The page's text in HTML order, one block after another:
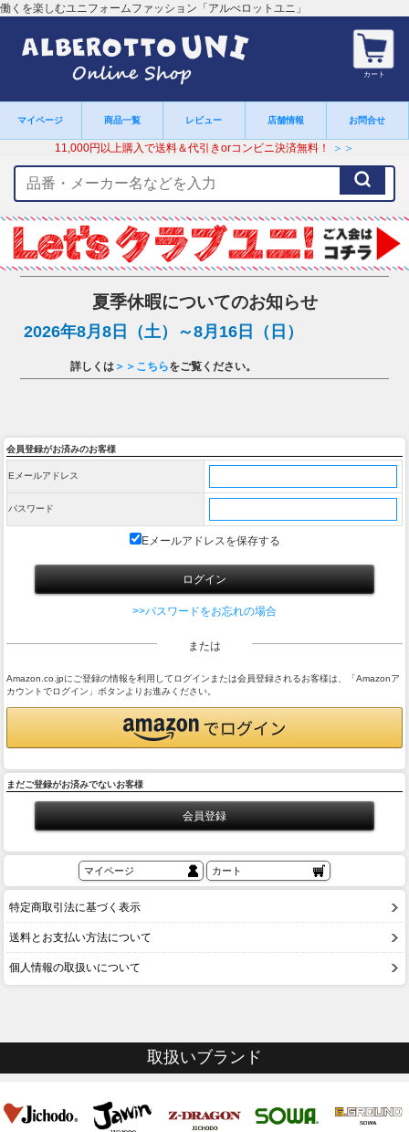
働くを楽しむユニフォームファッション「アルべロットユニ」
カート
マイページ 商品一覧 レビュー 店舗情報 お問合せ
11,000円以上購入で送料＆代引きorコンビニ決済無料！ ＞＞
ー
ワ
ー
ド
夏季休暇についてのお知らせ
2026年8月8日（土）～8月16日（日）
詳しくは ＞＞こちらをご覧ください。
会員登録がお済みのお客様
Eメールアドレス
パスワード
Eメールアドレスを保存する
>>パスワードをお忘れの場合
または
Amazon.co.jpにご登録の情報を利用してログインまたは会員登録されるお客様は、「Amazonア
カウントでログイン」ボタンよりお進みください。
まだご登録がお済みでないお客様
マイページ カート
特定商取引法に基づく表示
送料とお支払い方法について
個人情報の取扱いについて
取扱いブランド